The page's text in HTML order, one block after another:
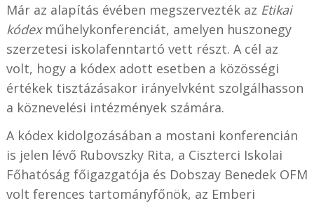
Már az alapítás évében megszervezték az Etikai
kódexműhelykonferenciát, amelyen huszonegy
szerzetesi iskolafenntartó vett részt. A cél az
volt, hogy a kódex adott esetben a közösségi
értékek tisztázásakor irányelvként szolgálhasson
a köznevelési intézmények számára.
A kódex kidolgozásában a mostani konferencián
is jelen lévő Rubovszky Rita, a Ciszterci Iskolai
Főhatóság főigazgatója és Dobszay Benedek OFM
volt ferences tartományfőnök, az Emberi